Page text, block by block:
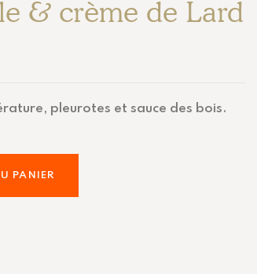
& crème de Lard
pleurotes et sauce des bois.
PANIER